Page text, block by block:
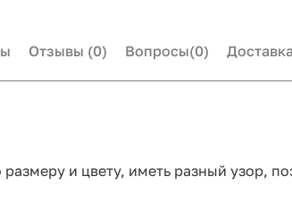
Отзывы (0) Вопросы(0)
и цвету, иметь разный узор,